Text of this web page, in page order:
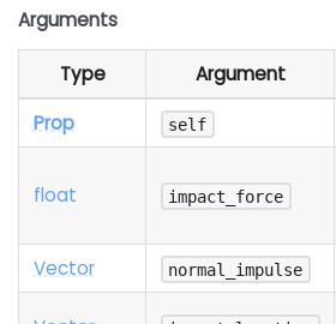
Arguments
Type Argument
Prop
self
float impact_force
Vector normal_impulse